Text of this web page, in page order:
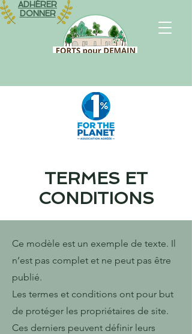
ADHÉRER
DONNER
TERMES ET
CONDITIONS
Ce modèle est un exemple de texte. Il
n’est pas complet et ne peut pas être
publié.
Les termes et conditions ont pour but
de protéger les propriétaires de site.
Ces derniers peuvent définir leurs